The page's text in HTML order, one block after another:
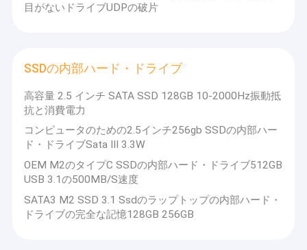
目がないドライブUDPの破片
SSDの内部ハード・ドライブ
高容量 2.5 インチ SATA SSD 128GB 10-2000Hz振動抵
抗と消費電力
コンピュータのための2.5インチ256gb SSDの内部ハー
ド・ドライブSata III 3.3W
OEM M2のタイプC SSDの内部ハード・ドライブ512GB
USB 3.1の500MB/S速度
SATA3 M2 SSD 3.1 Ssdのラップトップの内部ハード・
ドライブの完全な記憶128GB 256GB